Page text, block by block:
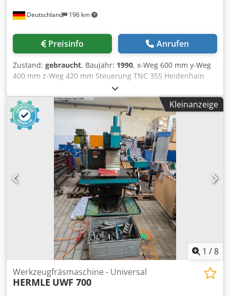
Deutschland 196 km
Preisinfo Anrufen
Zustand: gebraucht, Baujahr: 1990, x-Weg 600 mm y-Weg
400 mm z-Weg 420 mm Steuerung TNC 355 Heidenhain
Hauptspindel: Drehzahlbereich - Hauptspindel 20 - 4.000
min/-1 Antriebsleistung - Hauptspindel 7 kW
Getriebestufen 3 Werkzeugaufnahme SK 40 Abstand
Spindel / Tisch 127 - 567 mm Chsdpfxstqmm As Aa Eea
Spindeldurchmesser im vord. Lager 55 mm Pinolenhub
vertikal 75 mm Werkzeugspannung 10 kN schwenkbar +/-
90 ° Arbeitstisch: Tischaufspannfläche 900 x 458 mm T-
Nuten 7x 63 x 14H7 Vorschübe: Vorschubbereich 1 - 5.000
mm/min Vorschubkraft 5,4 kN Eilgang ( X / Y / Z ) 7 / 7 / 6
m/min Gesamtleistungsbedarf 13 kW Maschinengewicht
ca. 3,0 t Raumbedarf ca. 4,0 x 4,0 x 2,1 m
Werkzeugfräsmaschine - Universal HERMLE - UWF 900 E -
Spindelkopf schwenkbar +/- 90°
Kleinanzeige
1 /8
Werkzeugfräsmaschine - Universal
HERMLE UWF 700